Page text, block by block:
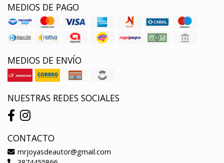
MEDIOS DE PAGO
MEDIOS DE ENVÍO
NUESTRAS REDES SOCIALES
CONTACTO
mrjoyasdeautor@gmail.com